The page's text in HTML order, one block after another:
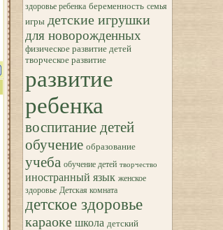
здоровье ребенка беременность семья
игры детские игрушки
для новорожденных
физическое развитие детей
творческое развитие
развитие
ребенка
воспитание детей
обучение образование
учеба обучение детей творчество
иностранный язык женское
здоровье Детская комната
детское здоровье
караоке школа детский